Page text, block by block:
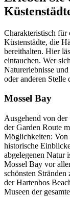
Charakteristisch für
Küstenstädte, die
bereithalten. Hier
eintauchen. Wer
Naturerlebnisse
oder anderen Stelle
Mossel Bay
Ausgehend von
der Garden Route
Möglichkeiten: Von
historische
abgelegenen Natur
Mossel Bay vor
schönsten
der Hartenbos
Museen der